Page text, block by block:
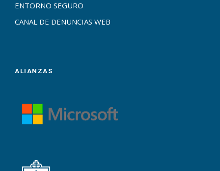
ENTORNO SEGURO
CANAL DE DENUNCIAS WEB
ALIANZAS